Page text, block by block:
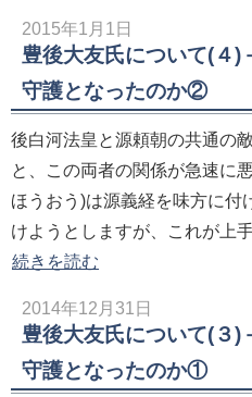
2015年1月1日
豊後大友氏について(４)
守護となったのか②
後白河法皇と源頼朝の共通の
と、この両者の関係が急速に
ほうおう)は源義経を味方に付
けようとしますが、これが上
続きを読む
2014年12月31日
豊後大友氏について(３)
守護となったのか①